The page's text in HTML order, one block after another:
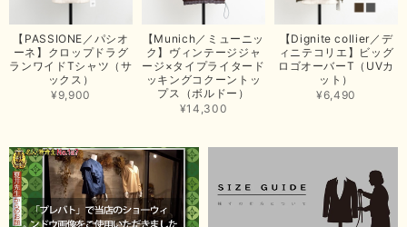
思っていた通りの商品でした。発送も早く、梱包も丁寧。又、お世話になり
たいと思いました。色々とありがとうございました。
この度は当店でのお買い上げ誠にありがとうございました。
商品もお気に召していただき嬉しい限りでございます。 ブラ
ウンは好みが分かれますが、お買い上げいただくならたくさん
【RILATO／リラート】袖ギャザーシャツ（イエロー）
2026/05/21
【PASSIONE／パシオ
ーネ】クロップドラグ
ランワイドTシャツ（サ
ックス）
¥9,900
【Munich／ミューニッ
ク】ヴィンテージジャ
ージ×タイプライタード
ッキングコクーントッ
プス（ボルドー）
¥14,300
【Dignite collier／デ
ィニテコリエ】ビッグ
ロゴオーバーT（UVカ
ット）
¥6,490